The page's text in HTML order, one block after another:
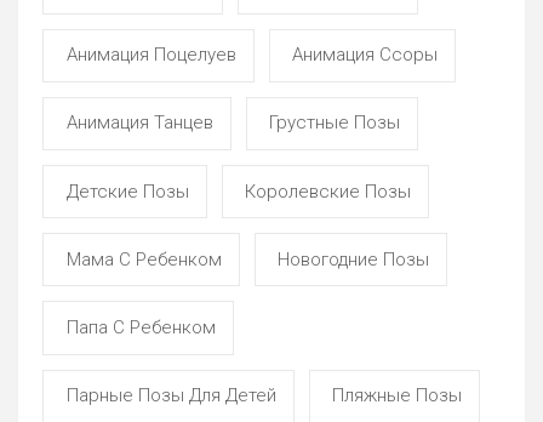
Анимация Поцелуев Анимация Ссоры
Анимация Танцев Грустные Позы
Детские Позы Королевские Позы
Мама С Ребенком Новогодние Позы
Папа С Ребенком
Парные Позы Для Детей Пляжные Позы